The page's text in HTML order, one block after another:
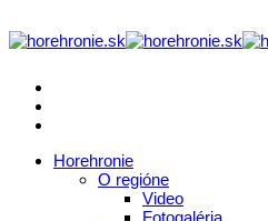
Horehronie
O regióne
Video
Fotogaléria